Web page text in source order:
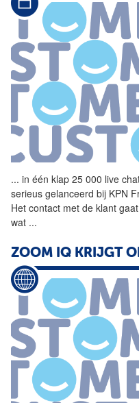
... in één klap 25 000 live
serieus gelanceerd bij KPN
Het contact met de klant
wat ...
ZOOM IQ KRIJGT